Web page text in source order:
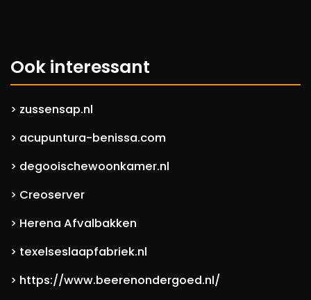
Ook interessant
> zussensap.nl
> acupuntura-benissa.com
> degooischewoonkamer.nl
> Creoserver
> Herena Afvalbakken
> texelseslaapfabriek.nl
> https://www.beerenondergoed.nl/